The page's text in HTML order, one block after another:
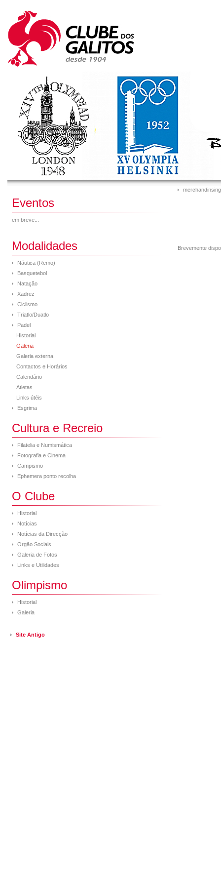
Eventos
em breve...
Modalidades
Náutica (Remo)
Basquetebol
Natação
Xadrez
Ciclismo
Triatlo/Duatlo
Padel
Historial
Galeria
Galeria externa
Contactos e Horários
Calendário
Atletas
Links útéis
Esgrima
Cultura e Recreio
Filatelia e Numismática
Fotografia e Cinema
Campismo
Ephemera ponto recolha
O Clube
Historial
Notícias
Notícias da Direcção
Orgão Sociais
Galeria de Fotos
Links e Utilidades
Olimpismo
Historial
Galeria
Site Antigo
merchandinsing
Brevemente